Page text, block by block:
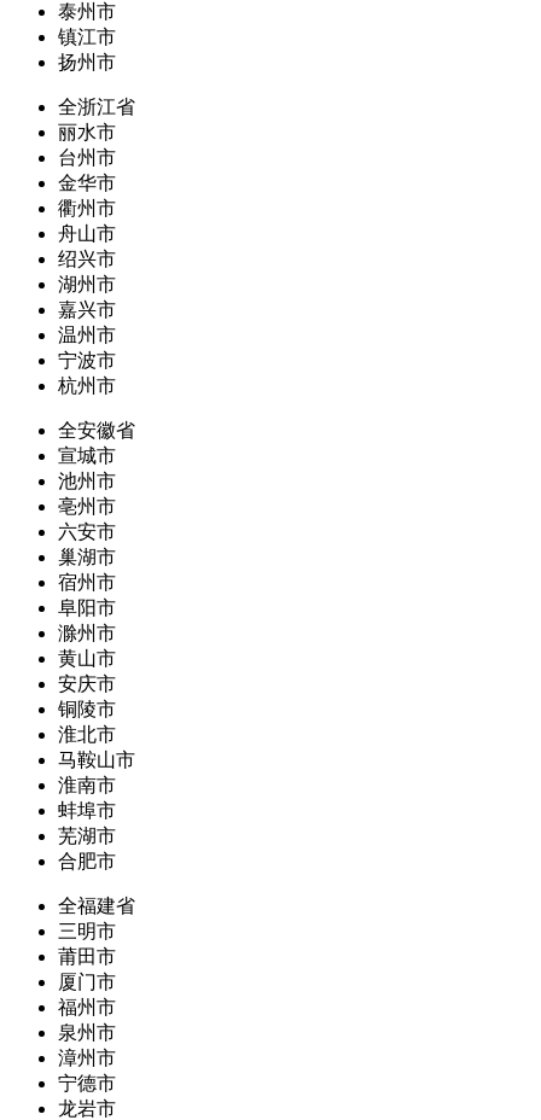
泰州市
镇江市
扬州市
全浙江省
丽水市
台州市
金华市
衢州市
舟山市
绍兴市
湖州市
嘉兴市
温州市
宁波市
杭州市
全安徽省
宣城市
池州市
亳州市
六安市
巢湖市
宿州市
阜阳市
滁州市
黄山市
安庆市
铜陵市
淮北市
马鞍山市
淮南市
蚌埠市
芜湖市
合肥市
全福建省
三明市
莆田市
厦门市
福州市
泉州市
漳州市
宁德市
龙岩市